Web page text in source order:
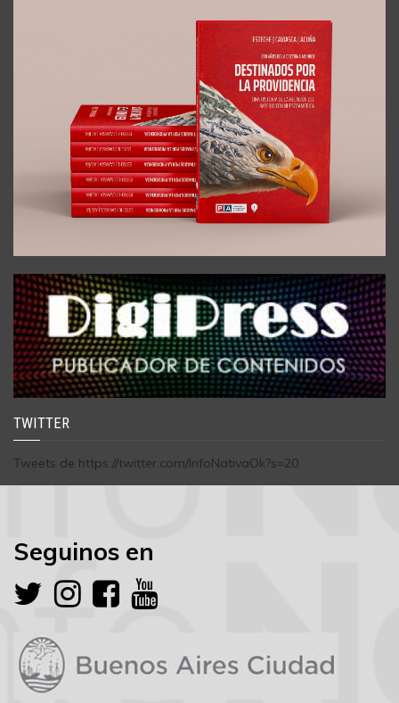
TWITTER
Tweets de https://twitter.com/InfoNativaOk?s=20
Seguinos en